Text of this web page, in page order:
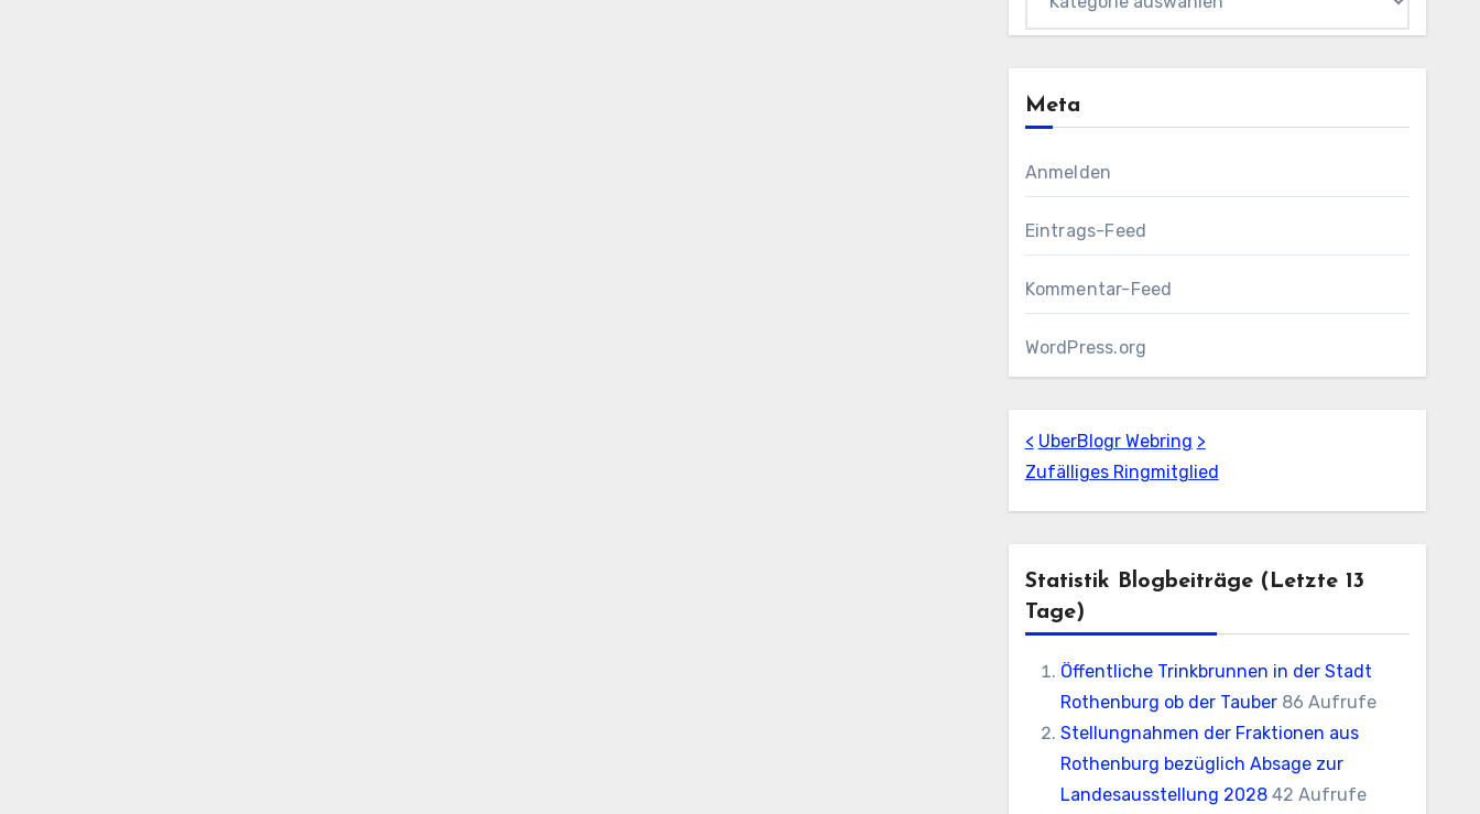
Meta
Anmelden
Eintrags-Feed
Kommentar-Feed
WordPress.org
< UberBlogr Webring >
Zufälliges Ringmitglied
Statistik Blogbeiträge (letzte 13
Tage)
Öffentliche Trinkbrunnen in der Stadt
Rothenburg ob der Tauber 86 Aufrufe
Stellungnahmen der Fraktionen aus
Rothenburg bezüglich Absage zur
Landesausstellung 2028 42 Aufrufe